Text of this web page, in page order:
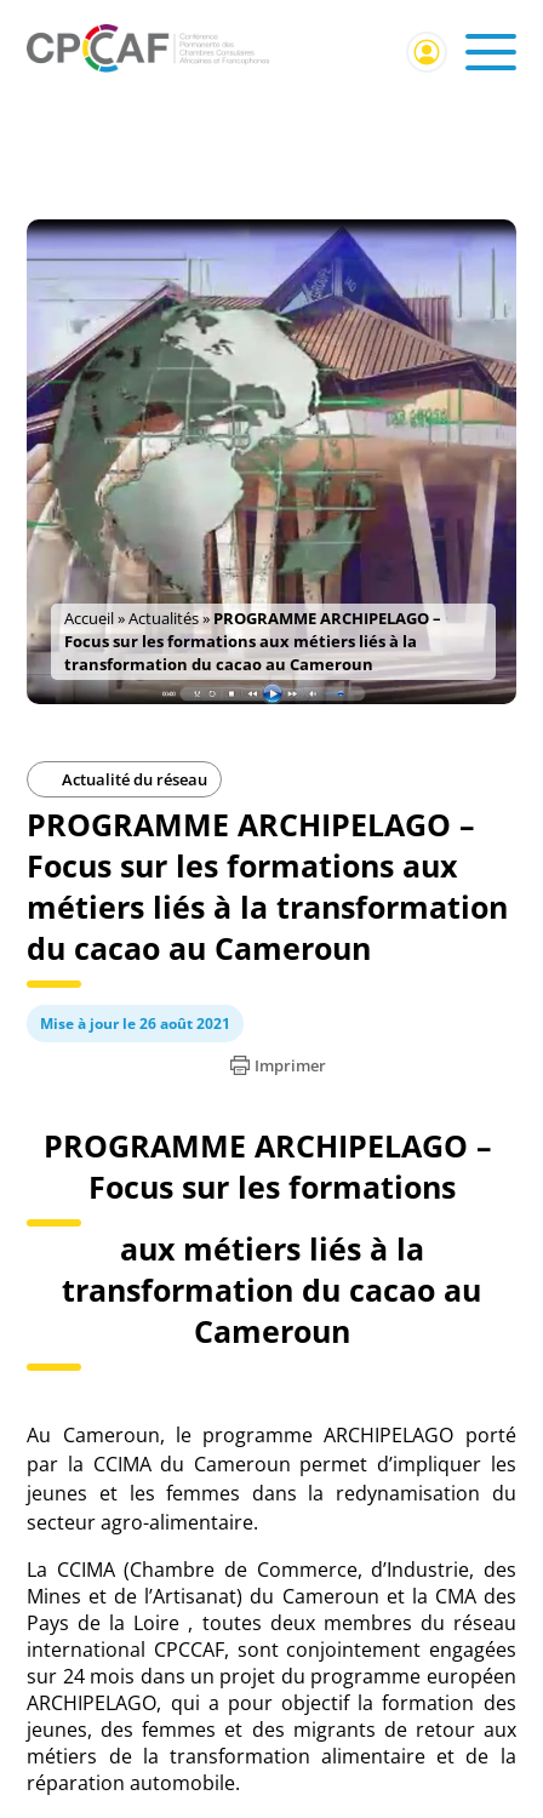
Accueil»Actualités» PROGRAMME ARCHIPELAGO –
Focus sur les formations aux métiers liés à la
transformation du cacao au Cameroun
Actualité du réseau
PROGRAMME ARCHIPELAGO –
Focus sur les formations aux
métiers liés à la transformation
du cacao au Cameroun
Mise à jour le 26 août 2021
Imprimer
PROGRAMME ARCHIPELAGO –
Focus sur les formations
aux métiers liés à la
transformation du cacao au
Cameroun
Au Cameroun, le programme ARCHIPELAGO porté
par la CCIMA du Cameroun permet d’impliquer les
jeunes et les femmes dans la redynamisation du
secteur agro-alimentaire.
La CCIMA (Chambre de Commerce, d’Industrie, des
Mines et de l’Artisanat) du Cameroun et la CMA des
Pays de la Loire , toutes deux membres du réseau
international CPCCAF, sont conjointement engagées
sur 24 mois dans un projet du programme européen
ARCHIPELAGO, qui a pour objectif la formation des
jeunes, des femmes et des migrants de retour aux
métiers de la transformation alimentaire et de la
réparation automobile.